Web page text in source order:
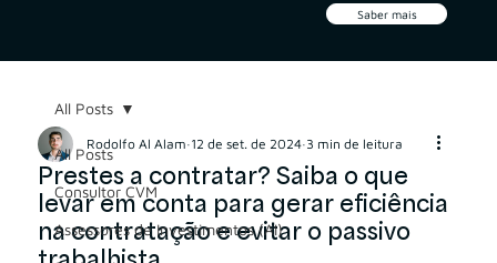
Saber mais
All Posts
Consultor CVM
Assessores de Investimentos (AI)
All Posts
Prestes a contratar? Saiba o que
levar em conta para gerar eficiência
na contratação e evitar o passivo
Rodolfo Al Alam 12 de set. de 2024 3 min de leitura